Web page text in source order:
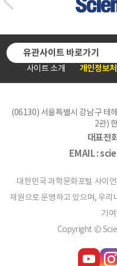
사이트 소개 개인정보
유관사이트 바로가기
(06130) 서울특별시 강남구 테
2관)
대표전
EMAIL :
대한민국 과학문화포털 사이
재원으로 운영하고 있으며, 우리
기
Copyright ©